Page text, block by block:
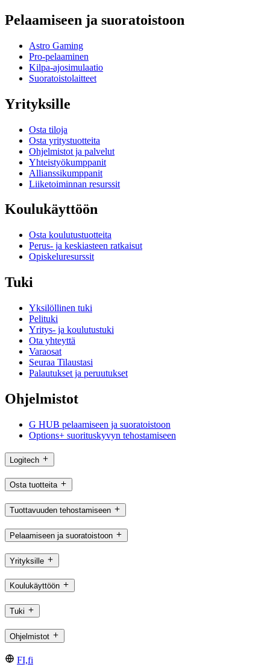
Pelaamiseen ja suoratoistoon
Astro Gaming
Pro-pelaaminen
Kilpa-ajosimulaatio
Suoratoistolaitteet
Yrityksille
Osta tiloja
Osta yritystuotteita
Ohjelmistot ja palvelut
Yhteistyökumppanit
Allianssikumppanit
Liiketoiminnan resurssit
Koulukäyttöön
Osta koulutustuotteita
Perus- ja keskiasteen ratkaisut
Opiskeluresurssit
Tuki
Yksilöllinen tuki
Pelituki
Yritys- ja koulutustuki
Ota yhteyttä
Varaosat
Seuraa Tilaustasi
Palautukset ja peruutukset
Ohjelmistot
G HUB pelaamiseen ja suoratoistoon
Options+ suorituskyvyn tehostamiseen
Logitech
Osta tuotteita
Tuottavuuden tehostamiseen
Pelaamiseen ja suoratoistoon
Yrityksille
Koulukäyttöön
Tuki
Ohjelmistot
FI,fi